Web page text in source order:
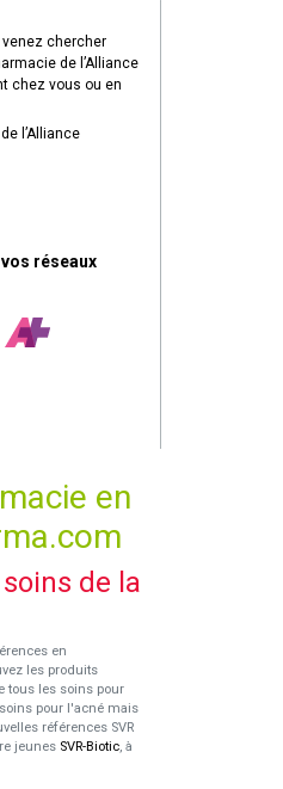
chercher
de l’Alliance
chez vous ou en
l’Alliance
réseaux
en
de la
en
les produits
tous les soins pour
pour l'acné mais
références SVR
jeunes SVR-Biotic, à